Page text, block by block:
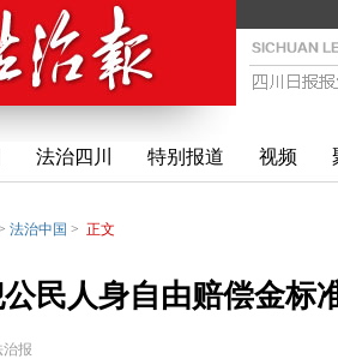
法治四川 特别报道 视频
法治中国 > 正文
民人身自由赔偿金标
治报